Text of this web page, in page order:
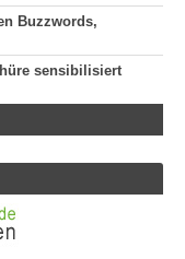
Buzzwords,
sensibilisiert